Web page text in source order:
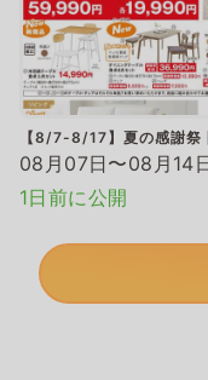
【8/7-8/17】夏の感謝祭
08月07日〜08月14
1日前に公開